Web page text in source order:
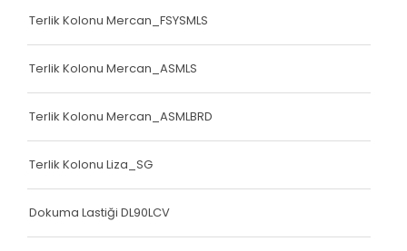
Terlik Kolonu Mercan_FSYSMLS
Terlik Kolonu Mercan_ASMLS
Terlik Kolonu Mercan_ASMLBRD
Terlik Kolonu Liza_SG
Dokuma Lastiği DL90LCV